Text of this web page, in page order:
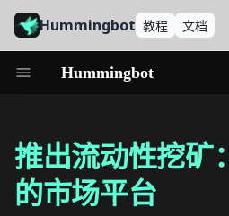
Hummingbot 教程 文档
Hummingbot
始
化
搜
推出流动性挖矿
的市场平台